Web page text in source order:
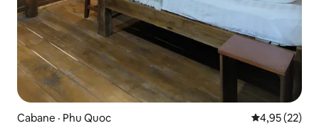
Cabane · Phu Quoc Note
4,95 (22)